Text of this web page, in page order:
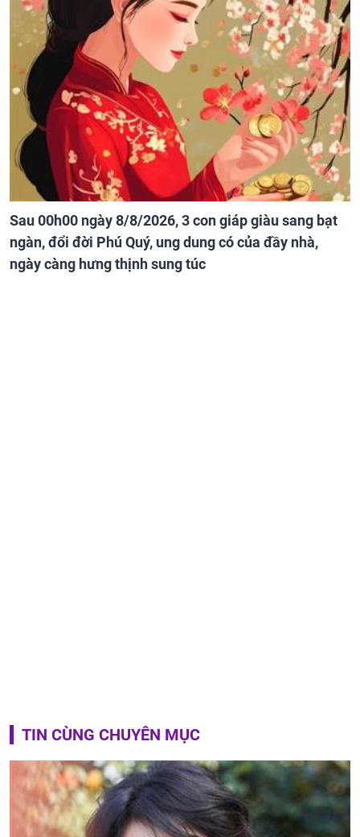
Sau 00h00 ngày 8/8/2026, 3 con giáp giàu sang bạt
ngàn, đổi đời Phú Quý, ung dung có của đầy nhà,
ngày càng hưng thịnh sung túc
TIN CÙNG CHUYÊN MỤC